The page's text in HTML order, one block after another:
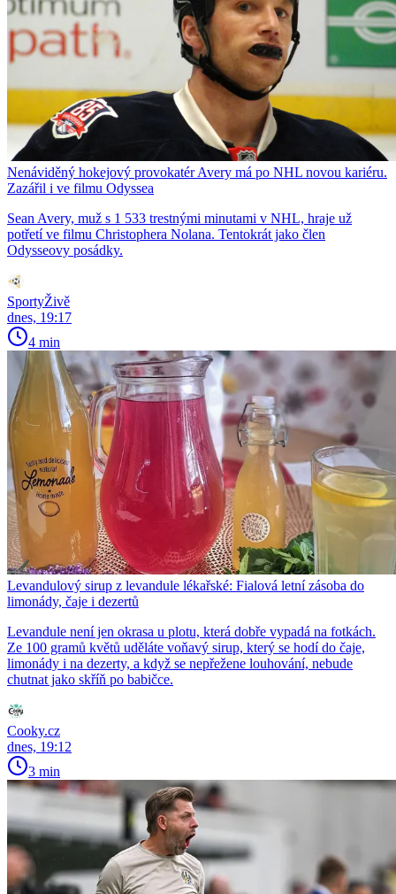
Nenáviděný hokejový provokatér Avery má po NHL novou kariéru.
Zazářil i ve filmu Odyssea
Sean Avery, muž s 1 533 trestnými minutami v NHL, hraje už
potřetí ve filmu Christophera Nolana. Tentokrát jako člen
Odysseovy posádky.
SportyŽivě
dnes, 19:17
4 min
Levandulový sirup z levandule lékařské: Fialová letní zásoba do
limonády, čaje i dezertů
Levandule není jen okrasa u plotu, která dobře vypadá na fotkách.
Ze 100 gramů květů uděláte voňavý sirup, který se hodí do čaje,
limonády i na dezerty, a když se nepřežene louhování, nebude
chutnat jako skříň po babičce.
Cooky.cz
dnes, 19:12
3 min